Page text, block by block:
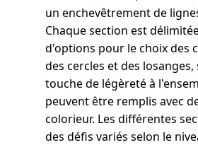
un enchevêtrement de
Chaque section est
d'options pour le choix des
des cercles et des
touche de légèreté à
peuvent être remplis avec
colorieur. Les différentes
des défis variés selon le